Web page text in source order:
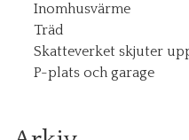
Inomhusvärme
Träd
Skatteverket skjuter
P-plats och garage